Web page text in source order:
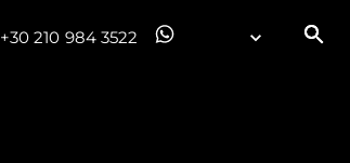
+30 210 984 3522